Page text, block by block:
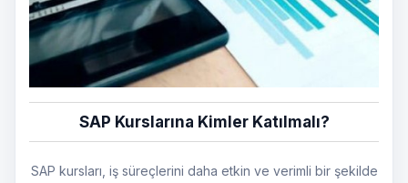
SAP Kurslarına Kimler Katılmalı?
SAP kursları, iş süreçlerini daha etkin ve verimli bir şekilde